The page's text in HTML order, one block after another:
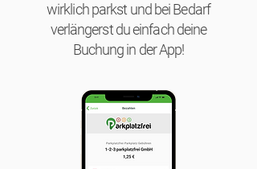
wirklich parkst und bei Bedarf
verlängerst du einfach deine
Buchung in der App!